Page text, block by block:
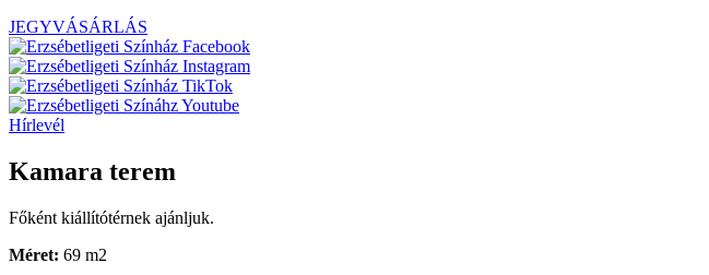
JEGYVÁSÁRLÁS
Hírlevél
Kamara terem
Főként kiállítótérnek ajánljuk.
Méret: 69 m2